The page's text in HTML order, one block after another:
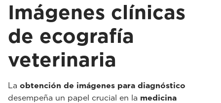
Imágenes clínicas
de ecografía
veterinaria
La obtención de imágenes para diagnóstico
desempeña un papel crucial en la medicina